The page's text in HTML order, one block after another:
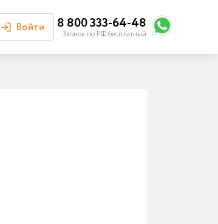
Войти 8 800 333-64-48
Звонок по РФ бесплатный